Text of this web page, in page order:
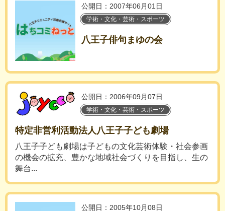
公開日：2007年06月01日
学術・文化・芸術・スポーツ
八王子俳句まゆの会
公開日：2006年09月07日
学術・文化・芸術・スポーツ
特定非営利活動法人八王子子ども劇場
八王子子ども劇場は子どもの文化芸術体験・社会参画
の機会の拡充、豊かな地域社会づくりを目指し、生の
舞台...
公開日：2005年10月08日